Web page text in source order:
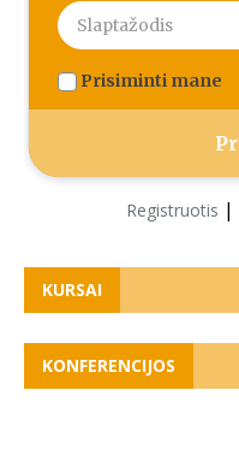
Prisiminti mane
Registruotis |
KURSAI
KONFERENCIJOS